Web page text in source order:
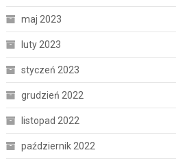
maj 2023
luty 2023
styczeń 2023
grudzień 2022
listopad 2022
październik 2022